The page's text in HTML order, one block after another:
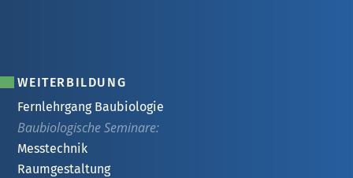
WEITERBILDUNG
Fernlehrgang Baubiologie
Baubiologische Seminare:
Messtechnik
Raumgestaltung